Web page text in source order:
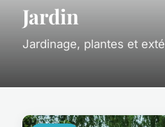
Jardin
Jardinage, plantes et